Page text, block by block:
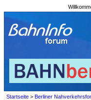
Startseite > Berliner